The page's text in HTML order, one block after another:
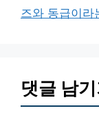
즈와 동급이라
댓글 남